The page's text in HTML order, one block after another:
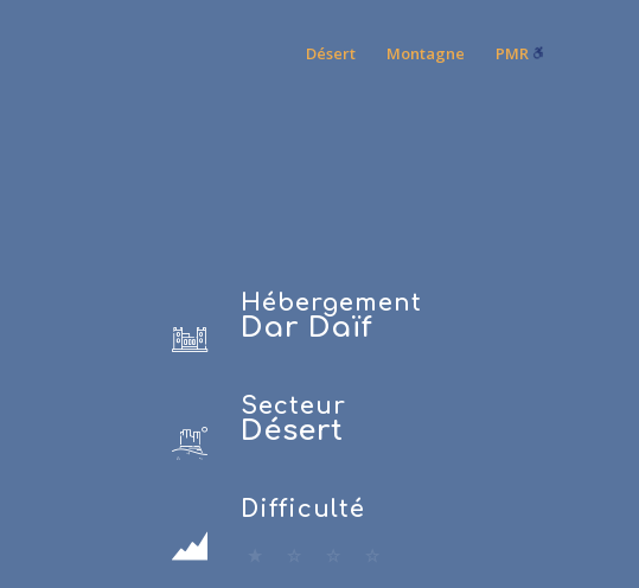
Désert Montagne PMR
Hébergement
Dar Daïf
Secteur
Désert
Difficulté